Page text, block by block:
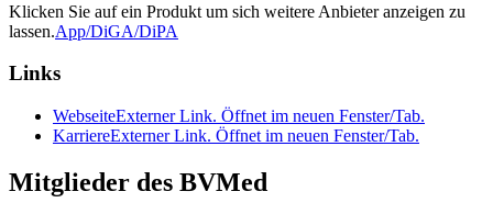
Klicken Sie auf ein Produkt um sich weitere Anbieter anzeigen zu
lassen.App/DiGA/DiPA
Links
WebseiteExterner Link. Öffnet im neuen Fenster/Tab.
KarriereExterner Link. Öffnet im neuen Fenster/Tab.
Mitglieder des BVMed